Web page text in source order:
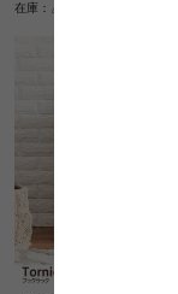
在庫：△